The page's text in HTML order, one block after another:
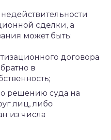
сделки, а
может быть:
договора
в
решению суда на
лиц, либо
из числа